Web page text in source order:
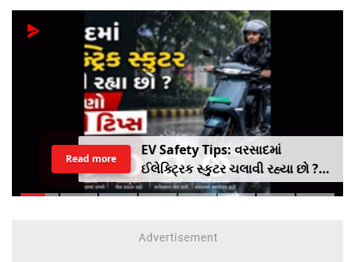
EV Safety Tips: વરસાદમાં
ઈલેક્ટ્રિક સ્કુટર ચલાવી રહ્યા છો ?
આ નાનકડી ભૂલ પડી શકે છે ભારે ..
Read more